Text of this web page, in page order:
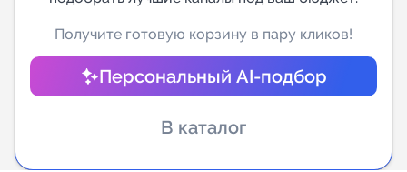
Получите готовую корзину в пару кликов!
Персональный AI-подбор
В каталог